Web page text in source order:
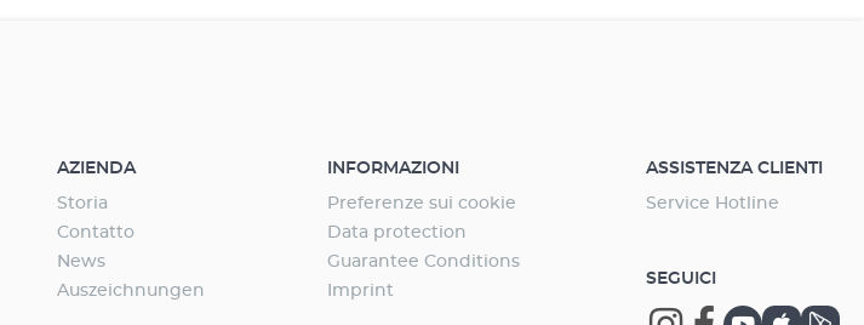
AZIENDA
Storia
Contatto
News
Auszeichnungen
INFORMAZIONI
Preferenze sui cookie
Data protection
Guarantee Conditions
Imprint
ASSISTENZA CLIENTI
Service Hotline
SEGUICI